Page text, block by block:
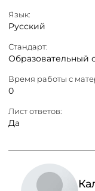
Язык:
Русский
Стандарт:
Образовательный
Время работы с
0
Лист ответов:
Да